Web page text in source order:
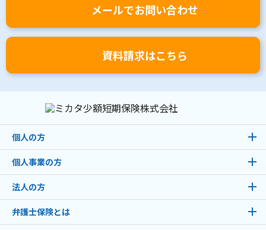
メールでお問い合わせ
資料請求はこちら
個人の方
個人事業の方
法人の方
弁護士保険とは